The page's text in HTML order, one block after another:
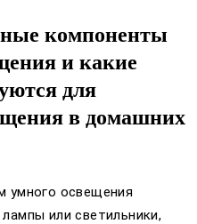
компоненты
и какие
для
в домашних
умного освещения
или светильники,